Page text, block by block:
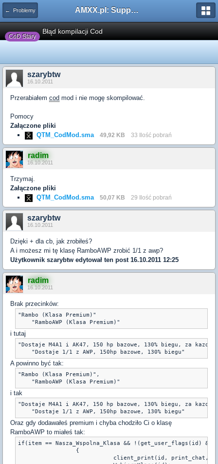
← Problemy AMXX.pl: Support AMX Mod X i SourceMod
CoD Stary
Błąd kompilacji Cod
szarybtw
16.10.2011
Przerabiałem cod mod i nie mogę skompilować.
Pomocy
Załączone pliki
QTM_CodMod.sma
49,92 KB 33 Ilość pobrań
radim
16.10.2011
Trzymaj.
Załączone pliki
QTM_CodMod.sma
50,07 KB 29 Ilość pobrań
szarybtw
16.10.2011
Dzięki + dla cb, jak zrobiłeś?
A i możesz mi tę klasę RamboAWP zrobić 1/1 z awp?
Użytkownik szarybtw edytował ten post 16.10.2011 12:25
radim
16.10.2011
Brak przecinków:
"Rambo (Klasa Premium)"
i tutaj
"Dostaje M4A1 i AK47, 150 hp bazowe, 130% biegu, za
A powinno być tak:
"Rambo (Klasa Premium)",
i tak
"Dostaje M4A1 i AK47, 150 hp bazowe, 130% biegu, za
Oraz gdy dodawałeś premium i chyba chodziło Ci o klasę
RamboAWP to miałeś tak:
if(item == Nasza_Wspolna_Klasa && !(get_user_flags(id) &
client_print(id, print_chat,